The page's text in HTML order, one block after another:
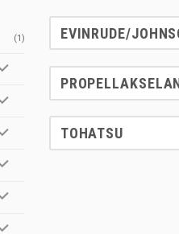
(1) EVINRUDE/
TOHATSU